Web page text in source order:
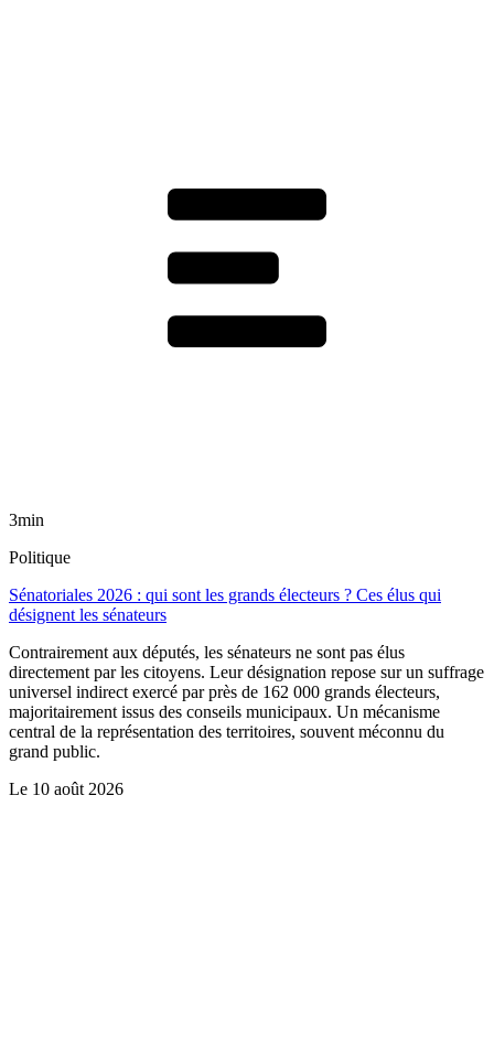
3min
Politique
Sénatoriales 2026 : qui sont les grands électeurs ? Ces élus qui
désignent les sénateurs
Contrairement aux députés, les sénateurs ne sont pas élus
directement par les citoyens. Leur désignation repose sur un suffrage
universel indirect exercé par près de 162 000 grands électeurs,
majoritairement issus des conseils municipaux. Un mécanisme
central de la représentation des territoires, souvent méconnu du
grand public.
Le 10 août 2026